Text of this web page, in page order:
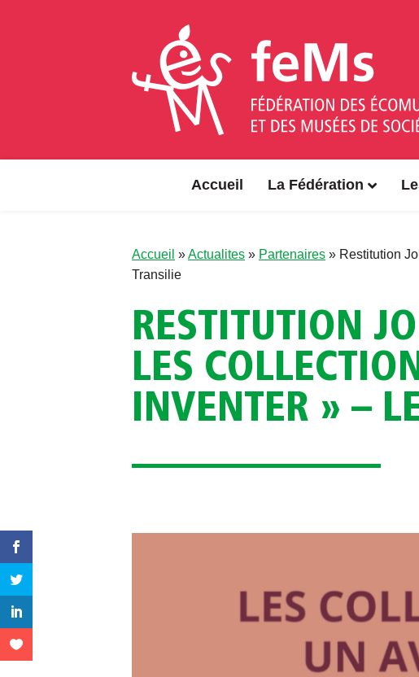
Accueil La Fédération
Accueil »Actualites » Partenaires » Restitution
Transilie
RESTITUTION
LES
INVENTER » –